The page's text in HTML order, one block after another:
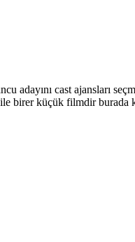
cast ajansları
birer küçük filmdir